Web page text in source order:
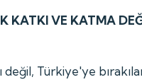
KATKI VE KATMA
değil, Türkiye'ye